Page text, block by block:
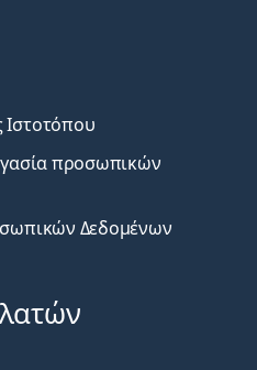
προσωπικών
Δεδομένων